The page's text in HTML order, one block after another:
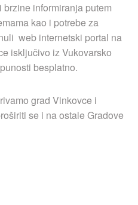
informiranja putem
kao i potrebe za
web internetski portal na
isključivo iz Vukovarsko
besplatno.
grad Vinkovce i
se i na ostale Gradove